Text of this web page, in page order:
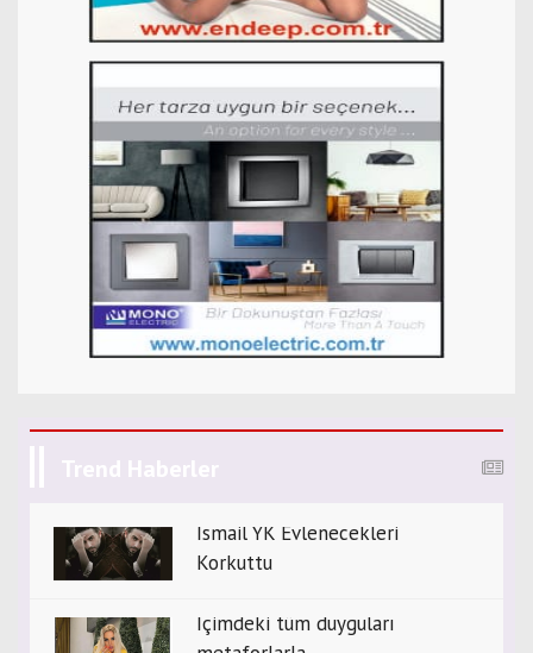
Trend Haberler
İsmail YK Evlenecekleri
Korkuttu
İçimdeki tüm duyguları